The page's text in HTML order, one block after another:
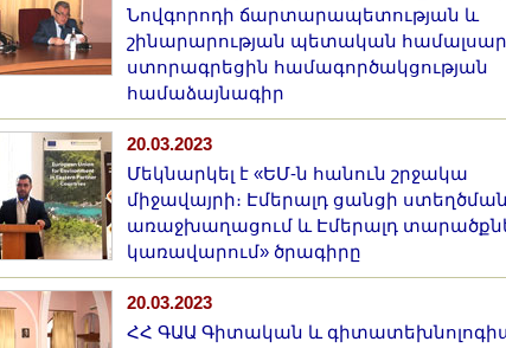
Նովգորոդի ճարտարապետության և
շինարարության պետական
ստորագրեցին համագործակցության
համաձայնագիր
20.03.2023
Մեկնարկել է «ԵՄ-ն հանուն շրջակա
միջավայրի։ Էմերալդ ցանցի ստեղծման
առաջխաղացում և Էմերալդ
կառավարում» ծրագիրը
20.03.2023
ՀՀ ԳԱԱ Գիտական և